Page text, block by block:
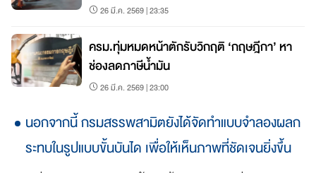
26 มี.ค. 2569 | 23:35
ครม.ทุ่มหมดหน้าตักรับวิกฤติ ‘กฤษฎีกา’ หา
ช่องลดภาษีน้ำมัน
26 มี.ค. 2569 | 23:00
นอกจากนี้ กรมสรรพสามิตยังได้จัดทำแบบจำลองผลก
ระทบในรูปแบบขั้นบันได เพื่อให้เห็นภาพที่ชัดเจนยิ่งขึ้น